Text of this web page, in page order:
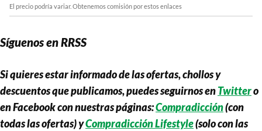
El precio podría variar. Obtenemos comisión por estos enlaces
Síguenos en RRSS
Si quieres estar informado de las ofertas, chollos y
descuentos que publicamos, puedes seguirnos enTwittero
en Facebook con nuestras páginas:Compradicción(con
todas las ofertas) yCompradicción Lifestyle(solo con las